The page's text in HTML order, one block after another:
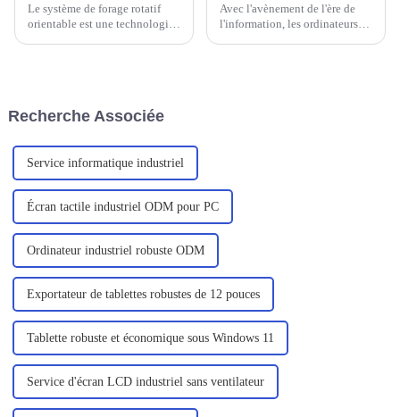
Le système de forage rotatif
orientable est une technologie
Avec l'avènement de l'ère de
l'information, les ordinateurs
Recherche Associée
Service informatique industriel
Écran tactile industriel ODM pour PC
Ordinateur industriel robuste ODM
Exportateur de tablettes robustes de 12 pouces
Tablette robuste et économique sous Windows 11
Service d'écran LCD industriel sans ventilateur